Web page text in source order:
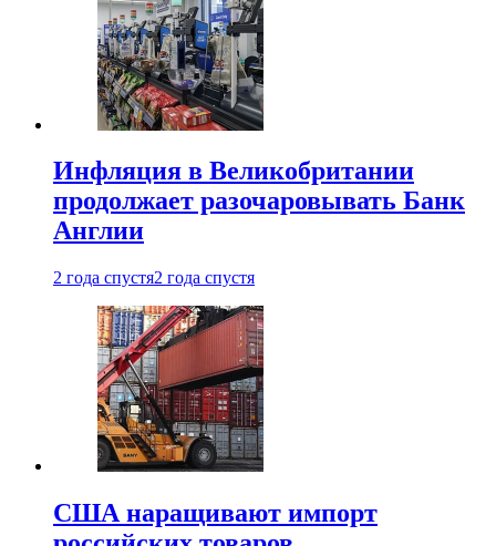
Инфляция в Великобритании
продолжает разочаровывать Банк
Англии
2 года спустя2 года спустя
США наращивают импорт